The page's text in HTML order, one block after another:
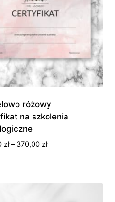
różowy
na szkolenia
zł – 370,00 złZakres